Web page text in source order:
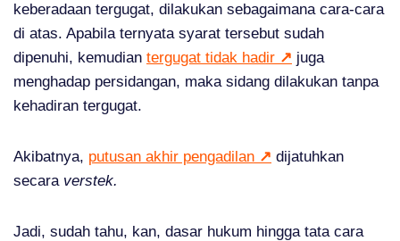
keberadaan tergugat, dilakukan sebagaimana cara-cara
di atas. Apabila ternyata syarat tersebut sudah
dipenuhi, kemudian tergugat tidak hadir ↗ juga
menghadap persidangan, maka sidang dilakukan tanpa
kehadiran tergugat.
Akibatnya, putusan akhir pengadilan ↗ dijatuhkan
secara verstek.
Jadi, sudah tahu, kan, dasar hukum hingga tata cara